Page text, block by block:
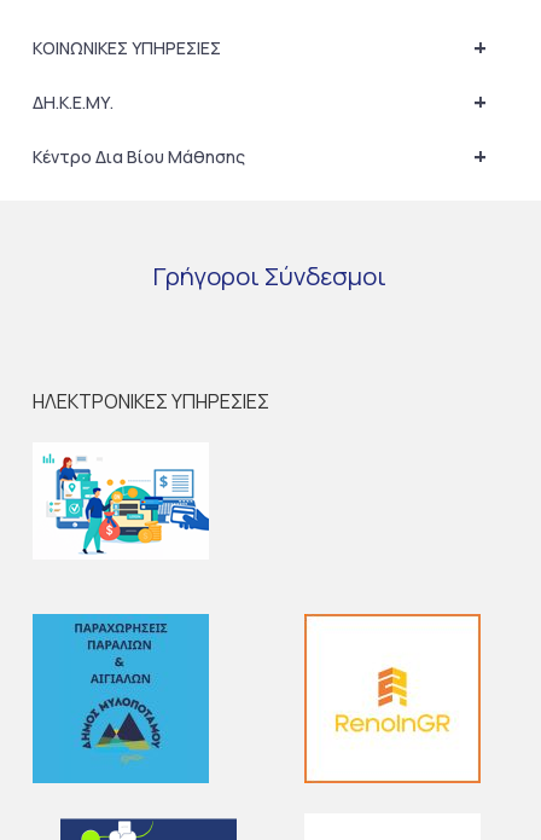
+
ΚΟΙΝΩΝΙΚΕΣ ΥΠΗΡΕΣΙΕΣ
+
ΔΗ.Κ.Ε.ΜΥ.
+
Κέντρο Δια Βίου Μάθησης
Γρήγοροι Σύνδεσμοι
ΗΛΕΚΤΡΟΝΙΚΕΣ ΥΠΗΡΕΣΙΕΣ